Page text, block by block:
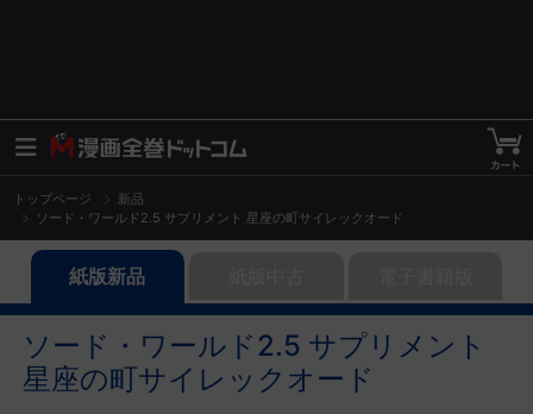
トップページ
新品
ソード・ワールド2.5 サプリメント 星座の町サイレックオード
紙版新品
ソード・ワールド2.5 サプリメント
星座の町サイレックオード